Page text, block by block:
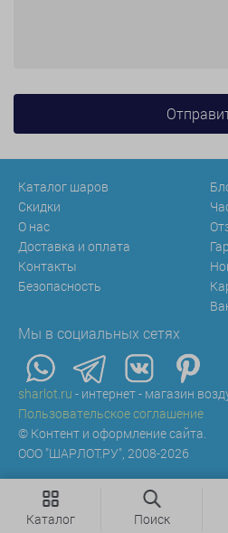
Каталог шаров
Скидки
О нас
Доставка и оплата
Контакты
Безопасность
Мы в социальных сетях
sharlot.ru - интернет - магазин
Пользовательское соглашение
© Контент и оформление сайта.
ООО "ШАРЛОТ.РУ", 2008-2026
Каталог Поиск